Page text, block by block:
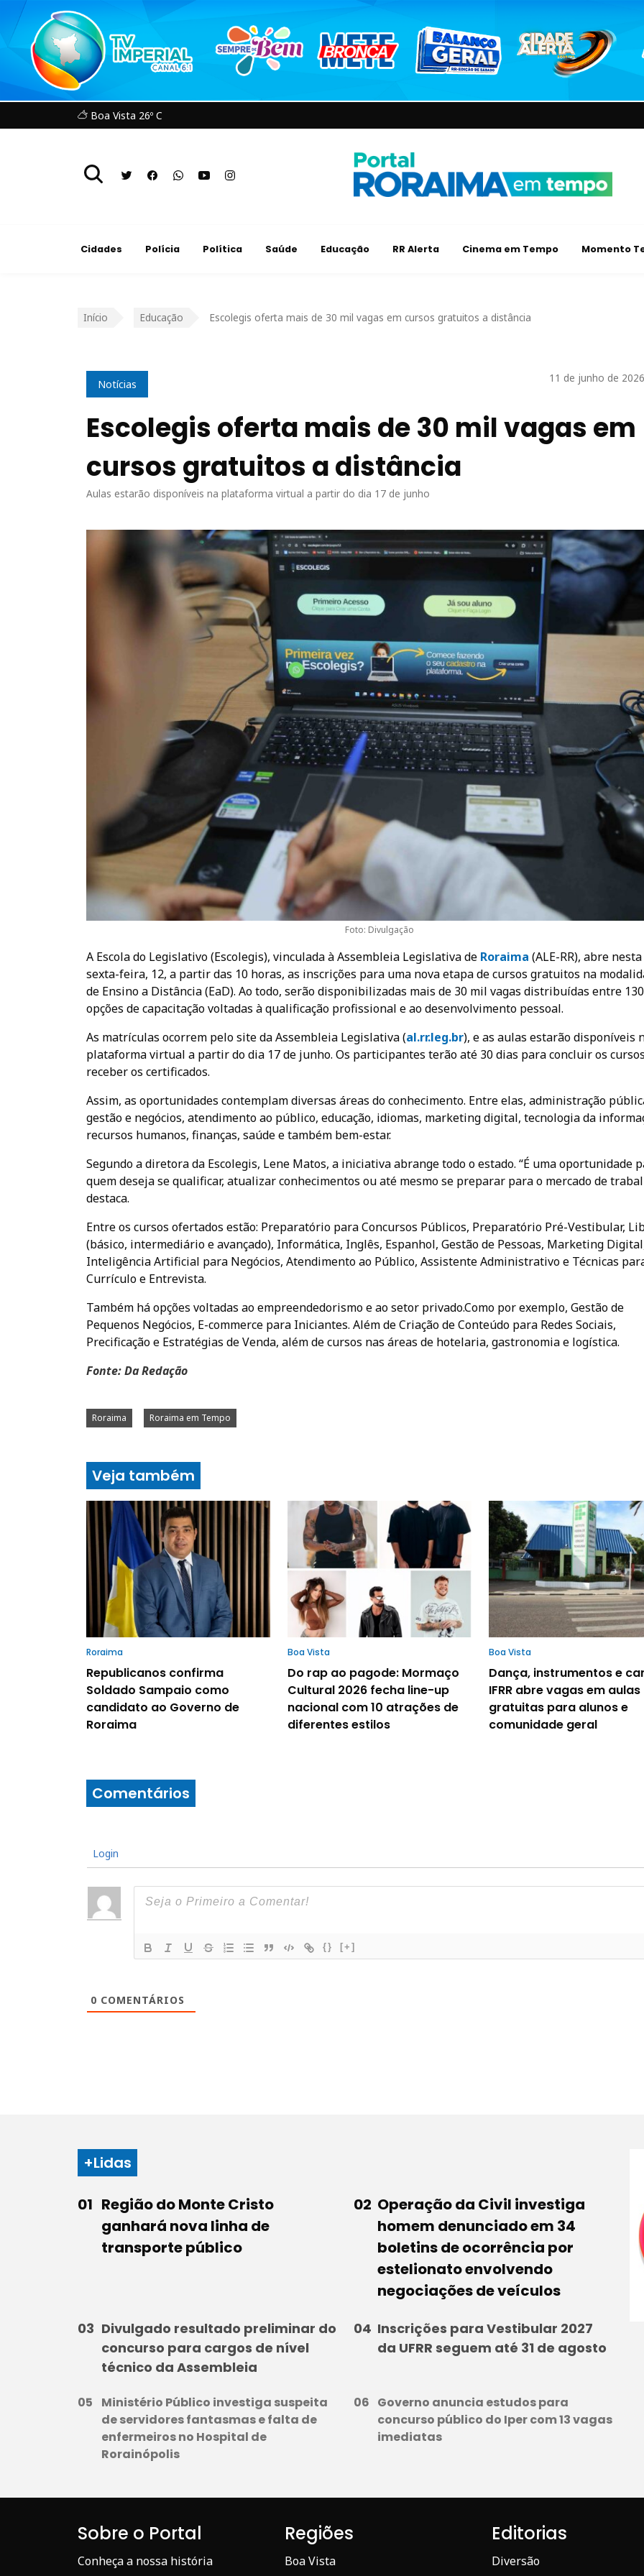
Boa Vista 26º C
Cidades Polícia Política Saúde Educação RR Alerta Cinema em Tempo Momento
Início Educação Escolegis oferta mais de 30 mil vagas em cursos gratuitos a distância
Notícias 11 de junho de
Escolegis oferta mais de 30 mil vagas em
cursos gratuitos a distância
Aulas estarão disponíveis na plataforma virtual a partir do dia 17 de junho
Foto: Divulgação
A Escola do Legislativo (Escolegis), vinculada à Assembleia Legislativa de Roraima (ALE-RR), abre nesta
sexta-feira, 12, a partir das 10 horas, as inscrições para uma nova etapa de cursos gratuitos na
de Ensino a Distância (EaD). Ao todo, serão disponibilizadas mais de 30 mil vagas distribuídas entre 130
opções de capacitação voltadas à qualificação profissional e ao desenvolvimento pessoal.
As matrículas ocorrem pelo site da Assembleia Legislativa (al.rr.leg.br), e as aulas estarão disponíveis
plataforma virtual a partir do dia 17 de junho. Os participantes terão até 30 dias para concluir os
receber os certificados.
Assim, as oportunidades contemplam diversas áreas do conhecimento. Entre elas, administração
gestão e negócios, atendimento ao público, educação, idiomas, marketing digital, tecnologia da
recursos humanos, finanças, saúde e também bem-estar.
Segundo a diretora da Escolegis, Lene Matos, a iniciativa abrange todo o estado. “É uma oportunidade
quem deseja se qualificar, atualizar conhecimentos ou até mesmo se preparar para o mercado de
destaca.
Entre os cursos ofertados estão: Preparatório para Concursos Públicos, Preparatório Pré-Vestibular,
(básico, intermediário e avançado), Informática, Inglês, Espanhol, Gestão de Pessoas, Marketing
Inteligência Artificial para Negócios, Atendimento ao Público, Assistente Administrativo e Técnicas
Currículo e Entrevista.
Também há opções voltadas ao empreendedorismo e ao setor privado.Como por exemplo, Gestão de
Pequenos Negócios, E-commerce para Iniciantes. Além de Criação de Conteúdo para Redes Sociais,
Precificação e Estratégias de Venda, além de cursos nas áreas de hotelaria, gastronomia e logística.
Fonte: Da Redação
Roraima Roraima em Tempo
Veja também
Roraima
Republicanos confirma
Soldado Sampaio como
candidato ao Governo de
Roraima
Boa Vista
Do rap ao pagode: Mormaço
Cultural 2026 fecha line-up
nacional com 10 atrações de
diferentes estilos
Boa Vista
Dança, instrumentos e
IFRR abre vagas em aulas
gratuitas para alunos e
comunidade geral
Comentários
Login
{} [+]
0 COMENTÁRIOS
+Lidas
Região do Monte Cristo
ganhará nova linha de
transporte público
Operação da Civil investiga
homem denunciado em 34
boletins de ocorrência por
estelionato envolvendo
negociações de veículos
Divulgado resultado preliminar do
concurso para cargos de nível
técnico da Assembleia
Inscrições para Vestibular 2027
da UFRR seguem até 31 de agosto
Ministério Público investiga suspeita
de servidores fantasmas e falta de
enfermeiros no Hospital de
Rorainópolis
Governo anuncia estudos para
concurso público do Iper com 13 vagas
imediatas
Sobre o Portal
Conheça a nossa história
Regiões
Boa Vista
Editorias
Diversão